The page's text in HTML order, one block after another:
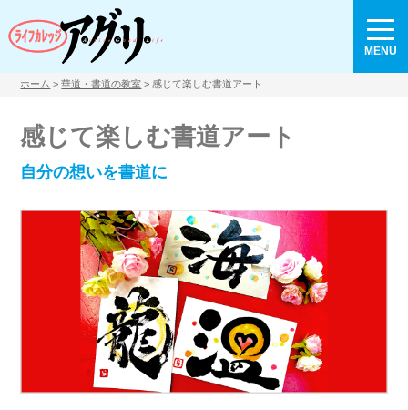
MENU
ホーム >華道・書道の教室 > 感じて楽しむ書道アート
感じて楽しむ書道アート
自分の想いを書道に